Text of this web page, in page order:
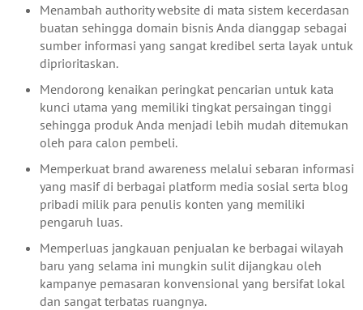
Menambah authority website di mata sistem kecerdasan
buatan sehingga domain bisnis Anda dianggap sebagai
sumber informasi yang sangat kredibel serta layak untuk
diprioritaskan.
Mendorong kenaikan peringkat pencarian untuk kata
kunci utama yang memiliki tingkat persaingan tinggi
sehingga produk Anda menjadi lebih mudah ditemukan
oleh para calon pembeli.
Memperkuat brand awareness melalui sebaran informasi
yang masif di berbagai platform media sosial serta blog
pribadi milik para penulis konten yang memiliki
pengaruh luas.
Memperluas jangkauan penjualan ke berbagai wilayah
baru yang selama ini mungkin sulit dijangkau oleh
kampanye pemasaran konvensional yang bersifat lokal
dan sangat terbatas ruangnya.